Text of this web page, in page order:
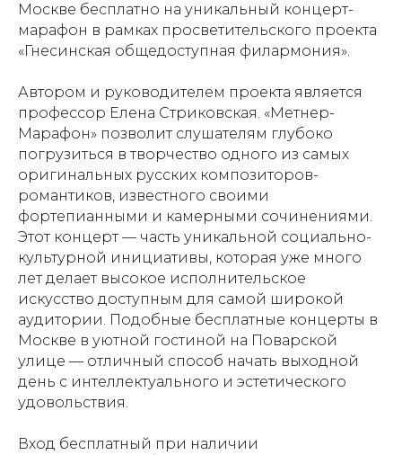
Москве бесплатно на уникальный концерт-
марафон в рамках просветительского проекта
«Гнесинская общедоступная филармония».
Автором и руководителем проекта является
профессор Елена Стриковская. «Метнер-
Марафон» позволит слушателям глубоко
погрузиться в творчество одного из самых
оригинальных русских композиторов-
романтиков, известного своими
фортепианными и камерными сочинениями.
Этот концерт — часть уникальной социально-
культурной инициативы, которая уже много
лет делает высокое исполнительское
искусство доступным для самой широкой
аудитории. Подобные бесплатные концерты в
Москве в уютной гостиной на Поварской
улице — отличный способ начать выходной
день с интеллектуального и эстетического
удовольствия.
Вход бесплатный при наличии